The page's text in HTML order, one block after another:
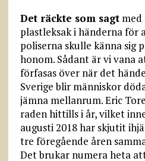
Det räckte som sagtmed
plastleksak i händerna för
poliserna skulle känna sig
honom. Sådant är vi vana
förfasas över när det
Sverige blir människor
jämna mellanrum. Eric
raden hittills i år, vilket
augusti 2018 har skjutit
tre föregående åren
Det brukar numera heta